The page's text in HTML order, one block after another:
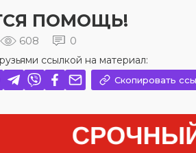
ПОМОЩЬ!
608 0
ссылкой на материал:
Скопировать